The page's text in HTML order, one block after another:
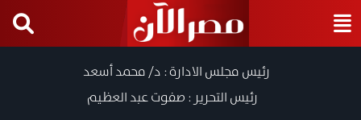
رئيس مجلس الادارة : د/ محمد أسعد
رئيس التحرير : صفوت عبد العظيم